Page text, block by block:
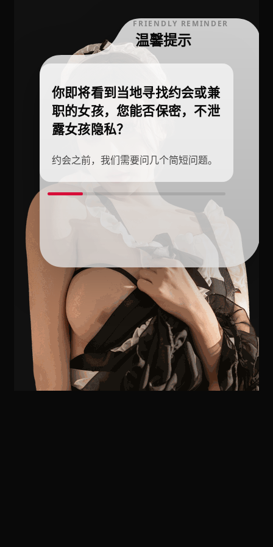
FRIENDLY REMINDER
温馨提示
你即将看到当地寻找约会或兼
职的女孩，您能否保密，不泄
露女孩隐私？
约会之前，我们需要问几个简短问题。